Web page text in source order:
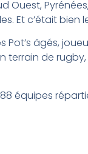
Ouest,
Et c’était bien
Pot’s âgés,
terrain de
équipes